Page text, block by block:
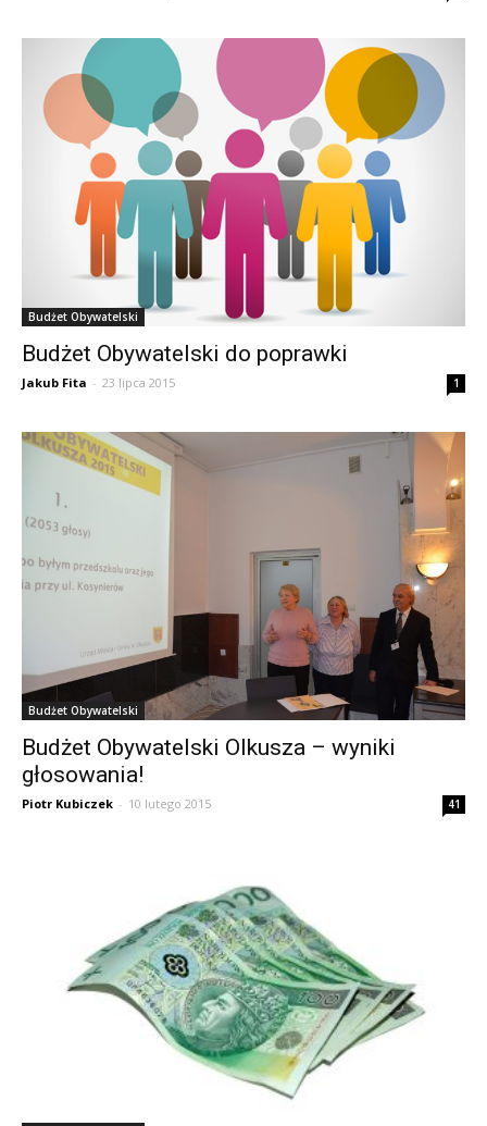
Budżet Obywatelski
Budżet Obywatelski do poprawki
Jakub Fita - 23 lipca 2015 1
Budżet Obywatelski
Budżet Obywatelski Olkusza – wyniki
głosowania!
Piotr Kubiczek - 10 lutego 2015 41